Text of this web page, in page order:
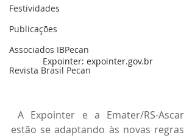
Festividades
Publicações
Associados IBPecan
Revista Brasil Pecan
Expointer: expointer.gov.br
A Expointer e a Emater/RS-Ascar
estão se adaptando às novas regras